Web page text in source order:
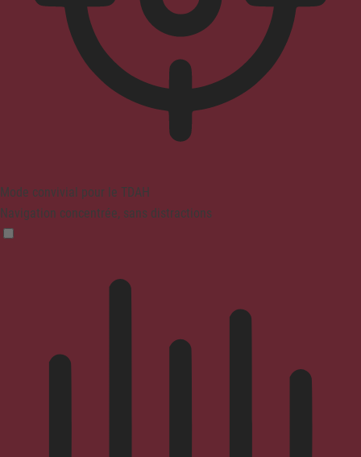
Mode convivial pour le TDAH
Navigation concentrée, sans distractions